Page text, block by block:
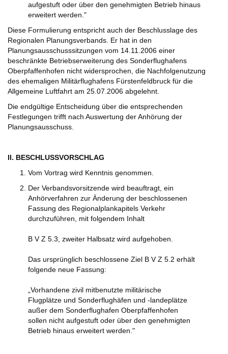
aufgestuft oder über den genehmigten Betrieb hinaus
erweitert werden."
Diese Formulierung entspricht auch der Beschlusslage des
Regionalen Planungsverbands. Er hat in den
Planungsausschusssitzungen vom 14.11.2006 einer
beschränkte Betriebserweiterung des Sonderflughafens
Oberpfaffenhofen nicht widersprochen, die Nachfolgenutzung
des ehemaligen Militärflughafens Fürstenfeldbruck für die
Allgemeine Luftfahrt am 25.07.2006 abgelehnt.
Die endgültige Entscheidung über die entsprechenden
Festlegungen trifft nach Auswertung der Anhörung der
Planungsausschuss.
II. BESCHLUSSVORSCHLAG
Vom Vortrag wird Kenntnis genommen.
Der Verbandsvorsitzende wird beauftragt, ein
Anhörverfahren zur Änderung der beschlossenen
Fassung des Regionalplankapitels Verkehr
durchzuführen, mit folgendem Inhalt
B V Z 5.3, zweiter Halbsatz wird aufgehoben.
Das ursprünglich beschlossene Ziel B V Z 5.2 erhält
folgende neue Fassung:
„Vorhandene zivil mitbenutzte militärische
Flugplätze und Sonderflughäfen und -landeplätze
außer dem Sonderflughafen Oberpfaffenhofen
sollen nicht aufgestuft oder über den genehmigten
Betrieb hinaus erweitert werden."